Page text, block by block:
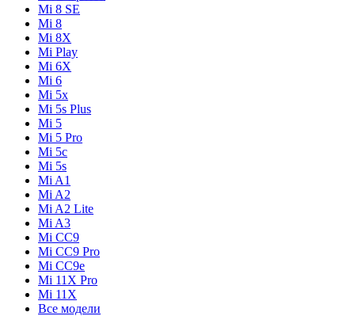
Mi 8 SE
Mi 8
Mi 8X
Mi Play
Mi 6X
Mi 6
Mi 5x
Mi 5s Plus
Mi 5
Mi 5 Pro
Mi 5c
Mi 5s
Mi A1
Mi A2
Mi A2 Lite
Mi A3
Mi CC9
Mi CC9 Pro
Mi CC9e
Mi 11X Pro
Mi 11X
Все модели